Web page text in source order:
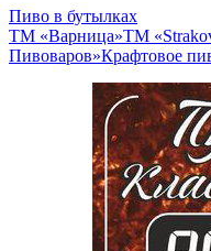
Пиво в бутылках
ТМ «Варница»ТМ
Пивоваров»Крафтовое